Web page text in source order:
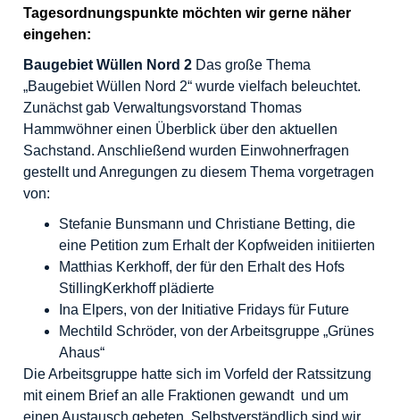
Tagesordnungspunkte möchten wir gerne näher
eingehen:
Baugebiet Wüllen Nord 2 Das große Thema
„Baugebiet Wüllen Nord 2“ wurde vielfach beleuchtet.
Zunächst gab Verwaltungsvorstand Thomas
Hammwöhner einen Überblick über den aktuellen
Sachstand. Anschließend wurden Einwohnerfragen
gestellt und Anregungen zu diesem Thema vorgetragen
von:
Stefanie Bunsmann und Christiane Betting, die
eine Petition zum Erhalt der Kopfweiden initiierten
Matthias Kerkhoff, der für den Erhalt des Hofs
StillingKerkhoff plädierte
Ina Elpers, von der Initiative Fridays für Future
Mechtild Schröder, von der Arbeitsgruppe „Grünes
Ahaus“
Die Arbeitsgruppe hatte sich im Vorfeld der Ratssitzung
mit einem Brief an alle Fraktionen gewandt und um
einen Austausch gebeten. Selbstverständlich sind wir